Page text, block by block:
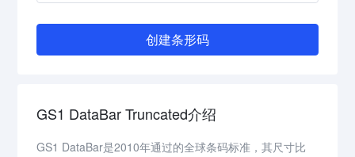
创建条形码
GS1 DataBar Truncated介绍
GS1 DataBar是2010年通过的全球条码标准，其尺寸比